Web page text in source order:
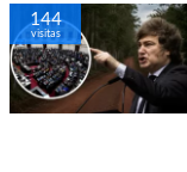
144
visitas